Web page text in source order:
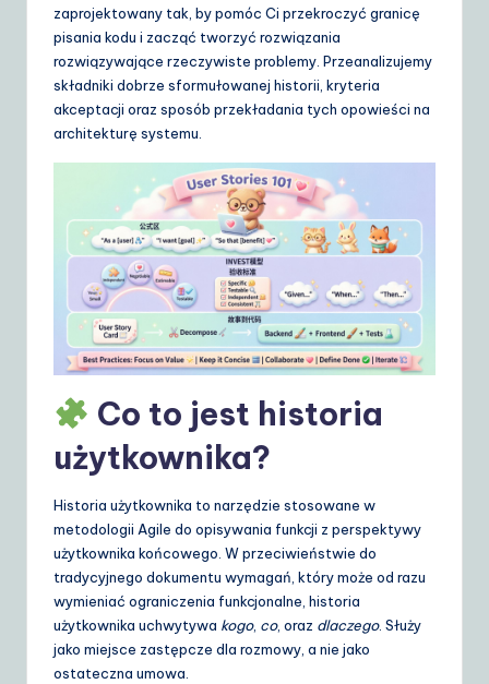
ui
d
o
ft
w
S
o
lu
ti
zaprojektowany tak, by pomóc Ci przekroczyć granicę
pisania kodu i zacząć tworzyć rozwiązania
rozwiązywające rzeczywiste problemy. Przeanalizujemy
składniki dobrze sformułowanej historii, kryteria
akceptacji oraz sposób przekładania tych opowieści na
architekturę systemu.
Co to jest historia
użytkownika?
Historia użytkownika to narzędzie stosowane w
metodologii Agile do opisywania funkcji z perspektywy
użytkownika końcowego. W przeciwieństwie do
tradycyjnego dokumentu wymagań, który może od razu
wymieniać ograniczenia funkcjonalne, historia
użytkownika uchwytywa kogo, co, oraz dlaczego. Służy
jako miejsce zastępcze dla rozmowy, a nie jako
ostateczna umowa.